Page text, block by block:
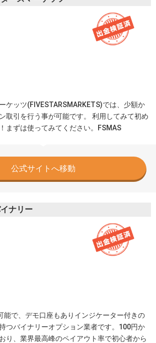
ケッツ(FIVESTARSMARKETS)では、少額か
取引を行う事が可能です。 利用してみて初め
まずは使ってみてください。FSMAS
公式サイトへ移動
ナリー
能で、デモ口座もありインジケーター付きの
つバイナリーオプション業者です。100円か
り、業界最高峰のペイアウト率で初心者から